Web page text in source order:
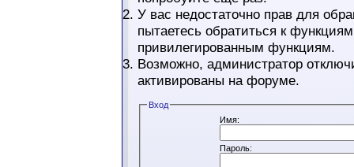
У вас недостаточно прав для
пытаетесь обратиться к
привилегированным функциям.
Возможно, администратор
активированы на форуме.
Вход
Имя:
Пароль: